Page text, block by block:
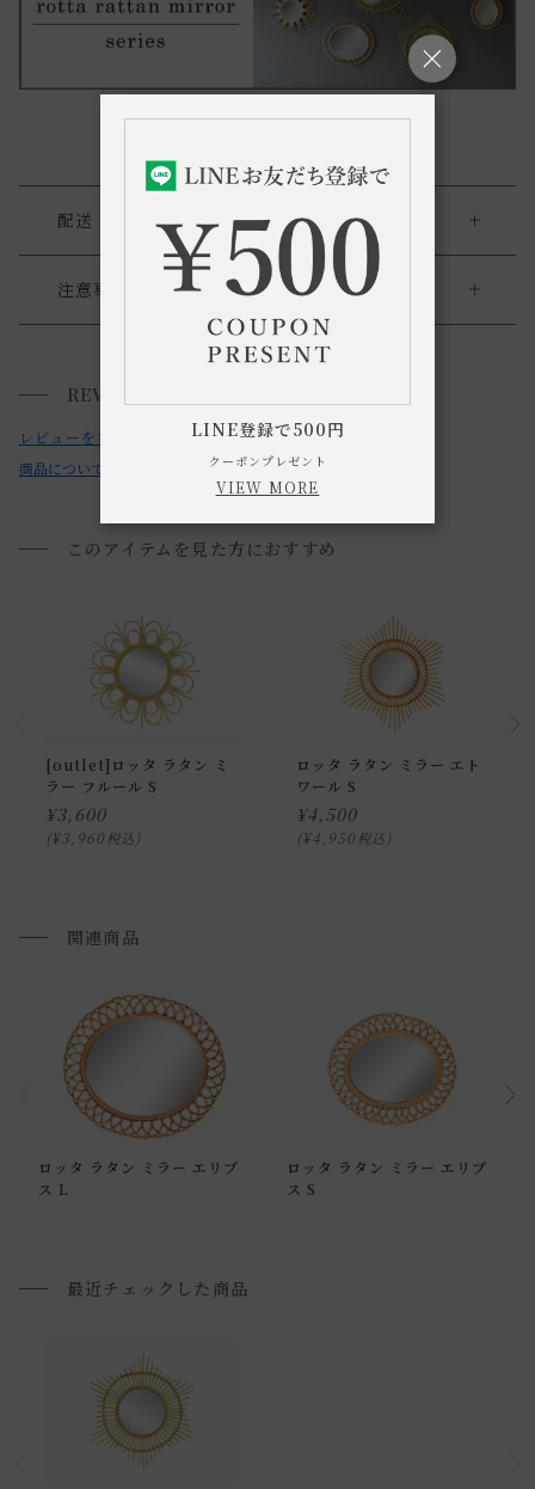
配送・返品
送料について
小型商品は、11,000円(税込)以上のお買い上げで
通常配送について
通常配送の場合、お品物は玄関前での引渡しとなります。
■ご不明な点やご希望がございましたら、お気軽にお問い合
小型商品の日時・時間指定について
お届け時間帯(大型以外) は、
注意事項
・アウトレット商品のため、特別価格での販売となります。
選びいただけませんのでご了承くださいませ。
・自然素材を使用している為、色味等には若干の個体差がご
ざいます。
す。予めご了承ください。
・このミラーはインテリアとして使う事を想定しておりま
・破損の原因となりますので、強い衝撃を与えないでくださ
・取付け方の不良、本来用途以外で起こった事故には、 一切
責任を負いかねますのでご了承ください。
ください。
REVIEWS
レビューを書く
商品についてのお問い合わせ
このアイテムを見た方におすすめ
[outlet]ロッタ ラタン ミ
ラー フルール S
¥3,600
¥3,960 税込
ロッタ ラタン ミラー エト
ワール S
¥4,500
¥4,950 税込
関連商品
ロッタ ラタン ミラー エリプ
ス L
ロッタ ラタン ミラー エリプ
ス S
最近チェックした商品
LINE登録で500円
クーポンプレゼント
VIEW MORE